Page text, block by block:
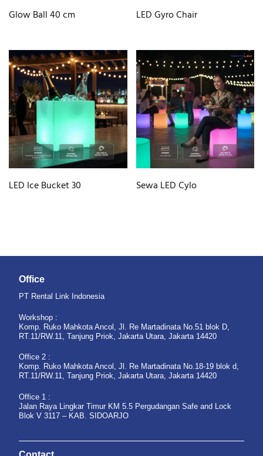
Glow Ball 40 cm LED Gyro Chair
LED Ice Bucket 30 Sewa LED Cylo
Office
PT Rental Link Indonesia
Workshop :
Komp. Ruko Mahkota Ancol, Jl. Re Martadinata No.51 blok D,
RT.11/RW.11, Tanjung Priok, Jakarta Utara, Jakarta 14420
Office 2 :
Komp. Ruko Mahkota Ancol, Jl. Re Martadinata No.18-19 blok d,
RT.11/RW.11, Tanjung Priok, Jakarta Utara, Jakarta 14420
Office 1 :
Jalan Raya Lingkar Timur KM 5.5 Pergudangan Safe and Lock
Blok V 3117 – KAB. SIDOARJO